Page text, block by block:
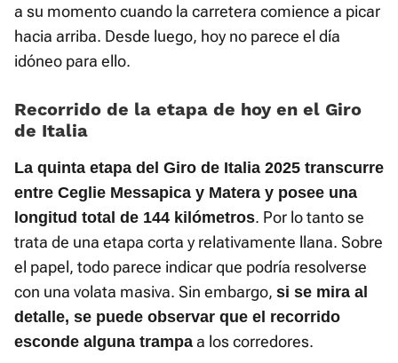
a su momento cuando la carretera comience a picar
hacia arriba. Desde luego, hoy no parece el día
idóneo para ello.
Recorrido de la etapa de hoy en el Giro
de Italia
La quinta etapa del Giro de Italia 2025 transcurre
entre Ceglie Messapica y Matera y posee una
longitud total de 144 kilómetros. Por lo tanto se
trata de una etapa corta y relativamente llana. Sobre
el papel, todo parece indicar que podría resolverse
con una volata masiva. Sin embargo, si se mira al
detalle, se puede observar que el recorrido
esconde alguna trampa a los corredores.